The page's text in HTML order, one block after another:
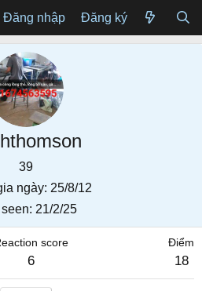
Đăng nhập Đăng ký
39
ngày 25/8/12
seen 21/2/25
score
6
Điểm
18